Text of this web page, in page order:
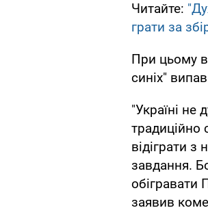
Читайте:
грати за
При цьому
синіх"
"Україні
традиційно
відіграти
завдання.
обігравати
заявив